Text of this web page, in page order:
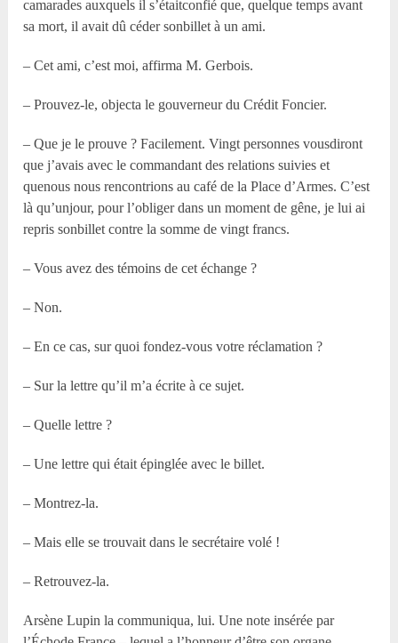
camarades auxquels il s’étaitconfié que, quelque temps avant
sa mort, il avait dû céder sonbillet à un ami.
– Cet ami, c’est moi, affirma M. Gerbois.
– Prouvez-le, objecta le gouverneur du Crédit Foncier.
– Que je le prouve ? Facilement. Vingt personnes vousdiront
que j’avais avec le commandant des relations suivies et
quenous nous rencontrions au café de la Place d’Armes. C’est
là qu’unjour, pour l’obliger dans un moment de gêne, je lui ai
repris sonbillet contre la somme de vingt francs.
– Vous avez des témoins de cet échange ?
– Non.
– En ce cas, sur quoi fondez-vous votre réclamation ?
– Sur la lettre qu’il m’a écrite à ce sujet.
– Quelle lettre ?
– Une lettre qui était épinglée avec le billet.
– Montrez-la.
– Mais elle se trouvait dans le secrétaire volé !
– Retrouvez-la.
Arsène Lupin la communiqua, lui. Une note insérée par